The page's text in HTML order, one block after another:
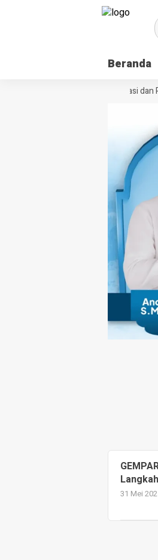
Beranda
Perkuat Tata Kelola Organisasi dan
31 Mei